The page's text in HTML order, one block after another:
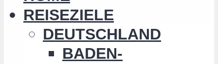
REISEZIELE
DEUTSCHLAND
BADEN-